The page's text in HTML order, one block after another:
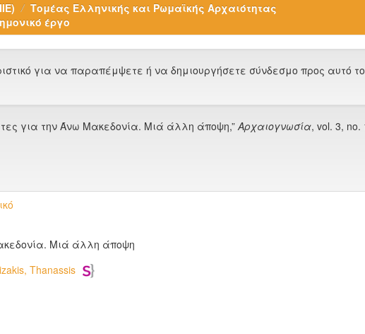
Τομέας Ελληνικής και Ρωμαϊκής Αρχαιότητας
έργο
για να παραπέμψετε ή να δημιουργήσετε σύνδεσμο προς αυτό το
για την Άνω Μακεδονία. Μιά άλλη άποψη,”Αρχαιογνωσία, vol. 3, no.
Μιά άλλη άποψη
Thanassis